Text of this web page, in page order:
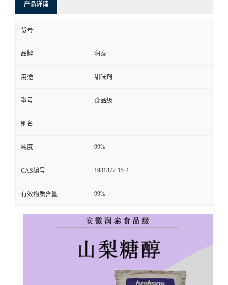
产品详请
货号
品牌 润泰
用途 甜味剂
型号 食品级
别名
纯度 99%
CAS编号 1931877-15-4
有效物质含量 99%